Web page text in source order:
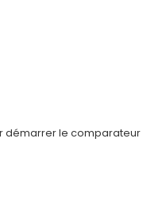
démarrer le comparateur